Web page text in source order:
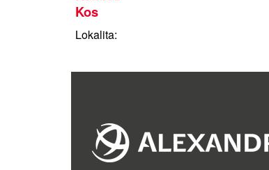
Kos
Lokalita:
Poloha ostrova:Kos je třetím největším z
Egejského moře, necelých pět kilometrů
proměnlivá, východní část Kosu je široká